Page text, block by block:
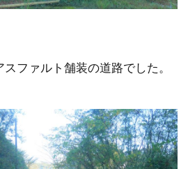
ファルト舗装の道路でした。